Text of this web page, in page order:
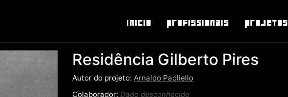
Inicio Profissionais Projetos
Residência Gilberto Pires
Autor do projeto: Arnaldo Paoliello
Colaborador: Dado desconhecido